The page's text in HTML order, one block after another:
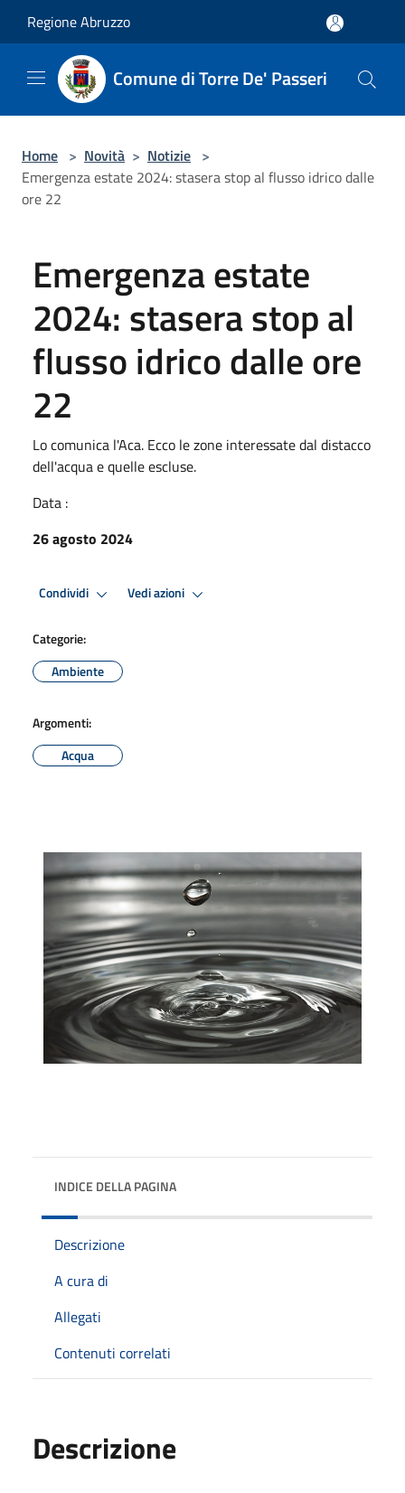
Regione Abruzzo
Comune di Torre De' Passeri
Home > Novità > Notizie >
Emergenza estate 2024: stasera stop al flusso idrico dalle
ore 22
Emergenza estate
2024: stasera stop al
flusso idrico dalle ore
22
Lo comunica l'Aca. Ecco le zone interessate dal distacco
dell'acqua e quelle escluse.
Data :
26 agosto 2024
Condividi Vedi azioni
Categorie:
Ambiente
Argomenti:
Acqua
INDICE DELLA PAGINA
Descrizione
A cura di
Allegati
Contenuti correlati
Descrizione